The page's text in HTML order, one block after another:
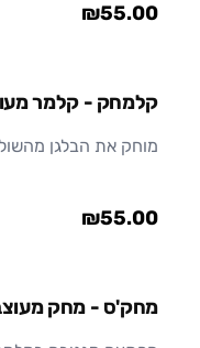
₪55.00
קלמחק - קלמר
מוחק את הבלגן
₪55.00
מחק'ס - מחק